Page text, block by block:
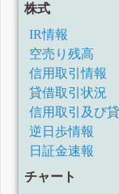
四半期報告書-第
30日)
四半期報告書-第
月30日)
有価証券報告書-
四半期報告書-第
12月31日)
四半期報告書-第
月30日)
四半期報告書-第
月30日)
訂正有価証券報
31日)
株式
IR情報
空売り残高
信用取引情報
貸借取引状況
信用取引及び
逆日歩情報
日証金速報
チャート